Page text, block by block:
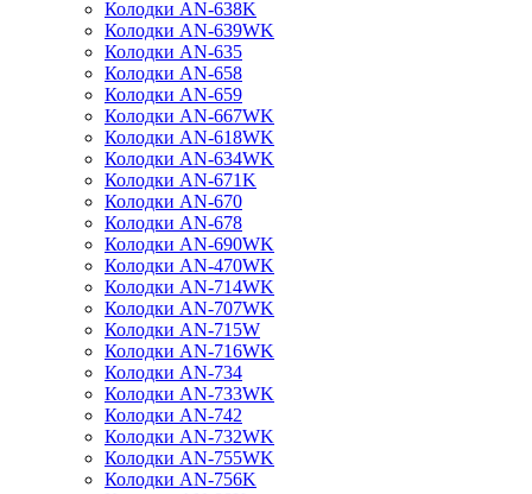
Колодки AN-638K
Колодки AN-639WK
Колодки AN-635
Колодки AN-658
Колодки AN-659
Колодки AN-667WK
Колодки AN-618WK
Колодки AN-634WK
Колодки AN-671K
Колодки AN-670
Колодки AN-678
Колодки AN-690WK
Колодки AN-470WK
Колодки AN-714WK
Колодки AN-707WK
Колодки AN-715W
Колодки AN-716WK
Колодки AN-734
Колодки AN-733WK
Колодки AN-742
Колодки AN-732WK
Колодки AN-755WK
Колодки AN-756K